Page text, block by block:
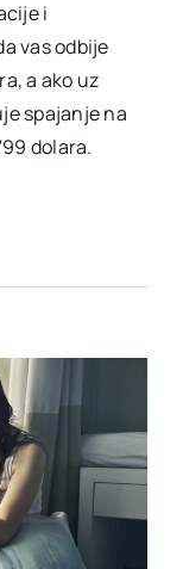
i
vas odbije
a ako uz
spajanje na
dolara.